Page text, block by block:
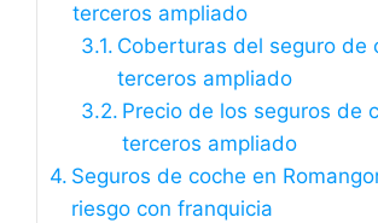
terceros ampliado
Coberturas del seguro de
terceros ampliado
Precio de los seguros de
terceros ampliado
Seguros de coche en
riesgo con franquicia